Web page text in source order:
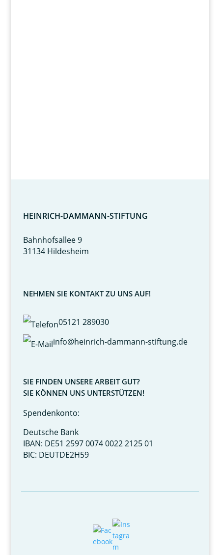
HEINRICH-DAMMANN-STIFTUNG
Bahnhofsallee 9
31134 Hildesheim
NEHMEN SIE KONTAKT ZU UNS AUF!
05121 289030
info@heinrich-dammann-stiftung.de
SIE FINDEN UNSERE ARBEIT GUT?
SIE KÖNNEN UNS UNTERSTÜTZEN!
Spendenkonto:
Deutsche Bank
IBAN: DE51 2597 0074 0022 2125 01
BIC: DEUTDE2H59